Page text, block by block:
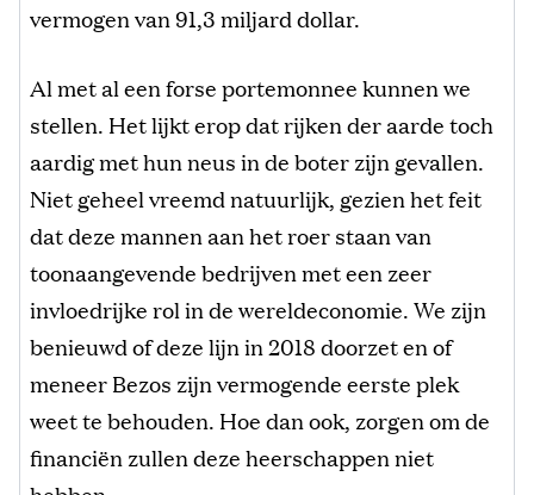
vermogen van 91,3 miljard dollar.
Al met al een forse portemonnee kunnen we
stellen. Het lijkt erop dat rijken der aarde toch
aardig met hun neus in de boter zijn gevallen.
Niet geheel vreemd natuurlijk, gezien het feit
dat deze mannen aan het roer staan van
toonaangevende bedrijven met een zeer
invloedrijke rol in de wereldeconomie. We zijn
benieuwd of deze lijn in 2018 doorzet en of
meneer Bezos zijn vermogende eerste plek
weet te behouden. Hoe dan ook, zorgen om de
financiën zullen deze heerschappen niet